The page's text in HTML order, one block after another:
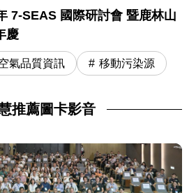
7-SEAS 國際研討會 暨鹿林山
慶
氣品質資訊 移動污染源
推薦圖卡影音